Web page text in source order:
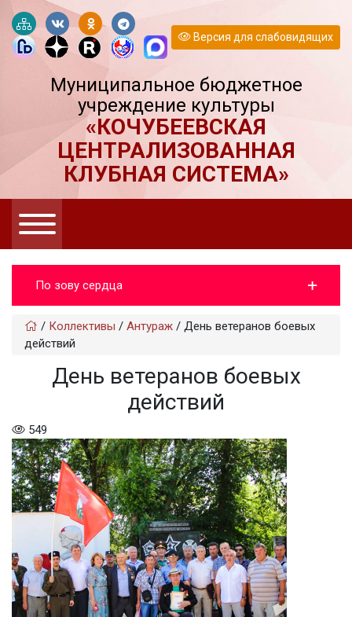
Версия для слабовидящих
Муниципальное бюджетное
учреждение культуры
«КОЧУБЕЕВСКАЯ
ЦЕНТРАЛИЗОВАННАЯ
КЛУБНАЯ СИСТЕМА»
По зову сердца
/ Коллективы / Антураж / День ветеранов боевых
действий
День ветеранов боевых
действий
549